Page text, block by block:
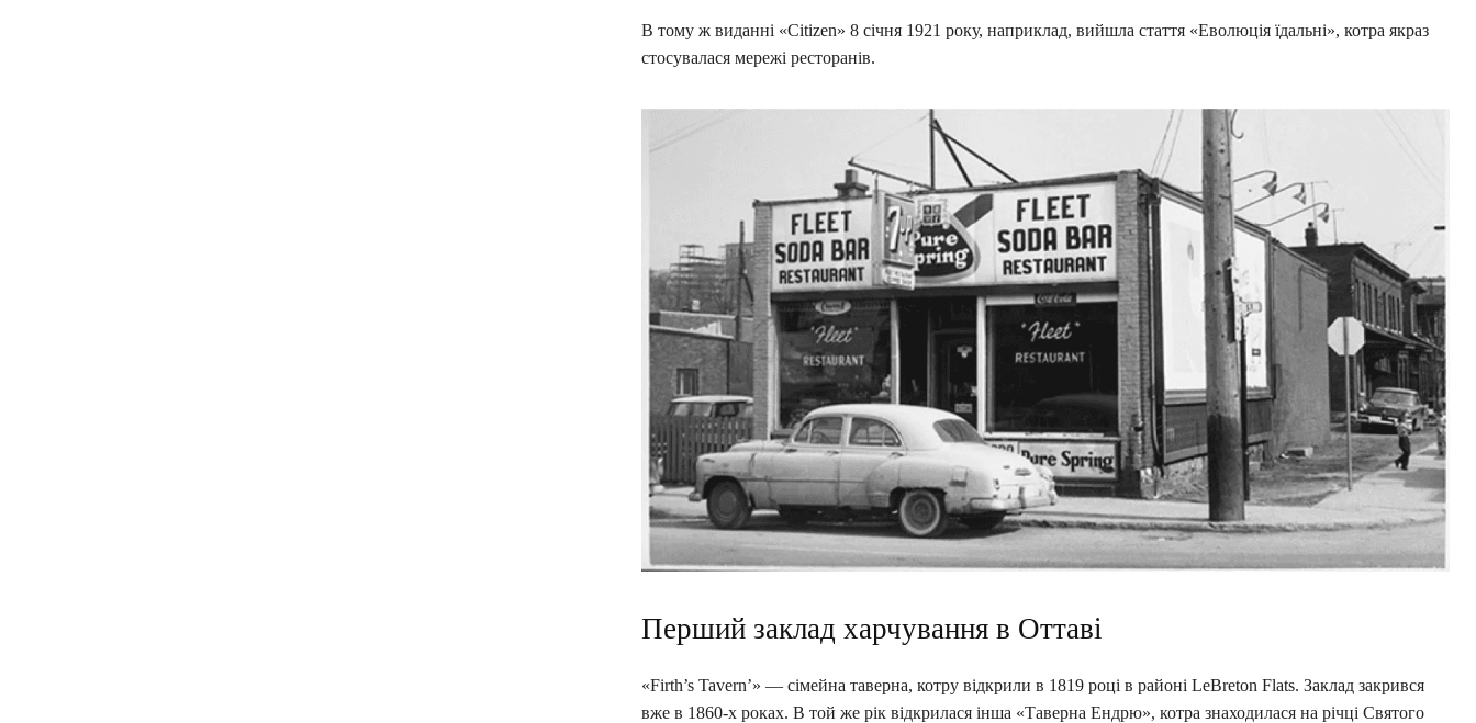
В тому ж виданні «Citizen» 8 січня 1921 року, наприклад, вийшла стаття «Еволюція їдальні», котра якраз
стосувалася мережі ресторанів.
Перший заклад харчування в Оттаві
«Firth’s Tavern’» — сімейна таверна, котру відкрили в 1819 році в районі LeBreton Flats. Заклад закрився
вже в 1860-х роках. В той же рік відкрилася інша «Таверна Ендрю», котра знаходилася на річці Святого